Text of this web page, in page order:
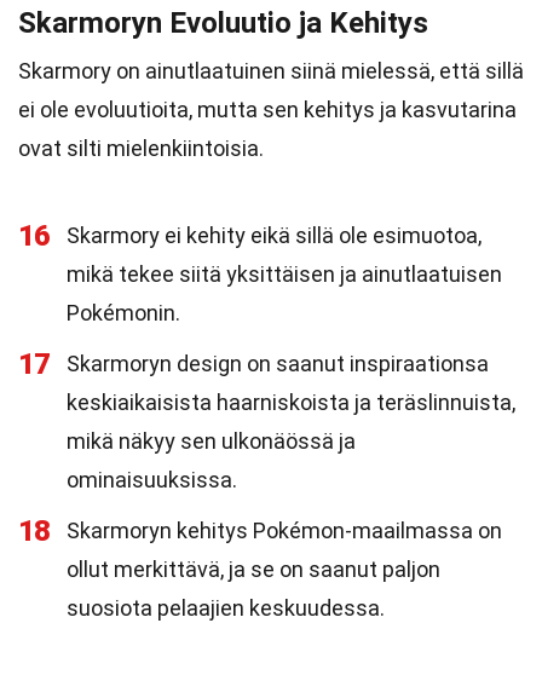
Skarmoryn Evoluutio ja Kehitys
Skarmory on ainutlaatuinen siinä mielessä, että sillä
ei ole evoluutioita, mutta sen kehitys ja kasvutarina
ovat silti mielenkiintoisia.
16
Skarmory ei kehity eikä sillä ole esimuotoa,
mikä tekee siitä yksittäisen ja ainutlaatuisen
Pokémonin.
17
Skarmoryn design on saanut inspiraationsa
keskiaikaisista haarniskoista ja teräslinnuista,
mikä näkyy sen ulkonäössä ja
ominaisuuksissa.
18
Skarmoryn kehitys Pokémon-maailmassa on
ollut merkittävä, ja se on saanut paljon
suosiota pelaajien keskuudessa.